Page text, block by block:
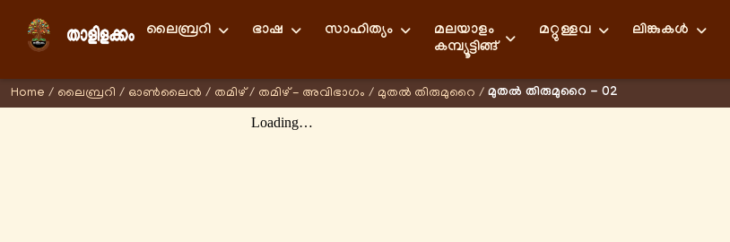
ലൈബ്രറി ഭാഷ സാഹിത്യം
മലയാളം
കമ്പ്യൂട്ടിങ്ങ്
മറ്റുള്ളവ ലിങ്കുകള്‍
Home / ലൈബ്രറി / ഓണ്‍ലൈന്‍ / തമിഴ് / തമിഴ് - അവിഭാഗം / മുതൽ തിരുമുറൈ / മുതൽ തിരുമുറൈ - 02